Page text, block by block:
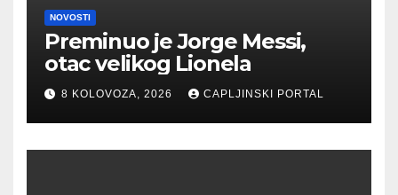
NOVOSTI
Preminuo je Jorge Messi,
otac velikog Lionela
8 KOLOVOZA, 2026 CAPLJINSKI PORTAL